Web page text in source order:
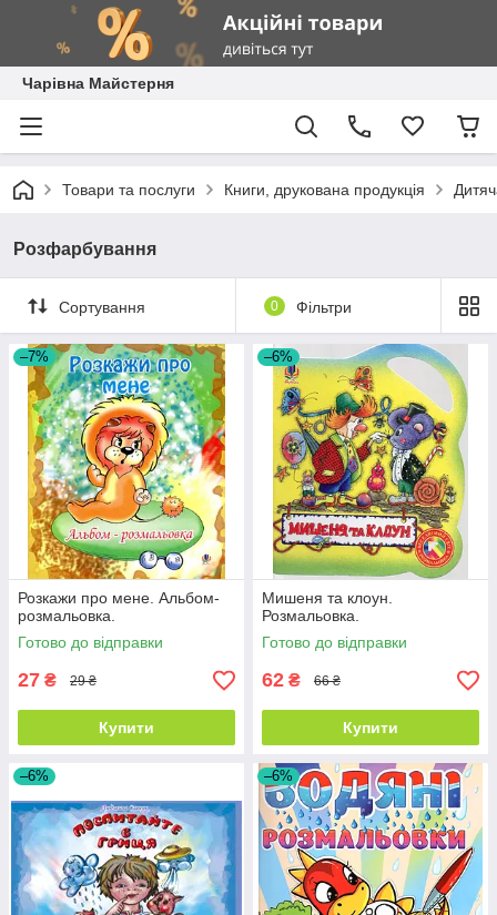
Чарівна Майстерня
Товари та послуги Книги, друкована продукція
Розфарбування
Сортування 0 Фільтри
–7%
Розкажи про мене. Альбом-
розмальовка.
Готово до відправки
27 ₴ 29 ₴
Купити
–6%
Мишеня та клоун.
Розмальовка.
Готово до відправки
62 ₴ 66 ₴
Купити
–6% –6%